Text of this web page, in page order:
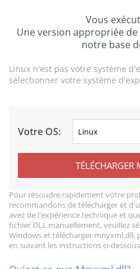
Vous
Une version appropriée de
notre base
Linux n'est pas votre système
sélectionner votre système
Votre OS:
TÉLÉCHARGER
Pour résoudre rapidement votre
recommandons de télécharger et
avez de l'expérience technique et
fichier DLL manuellement, veuillez
Windows et télécharger mnyxml.dll,
en suivant les instructions ci-